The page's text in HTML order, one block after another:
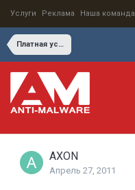
Услуги Реклама Наша команда
Платная установка бесплатного ПО
AXON
Апрель 27, 2011